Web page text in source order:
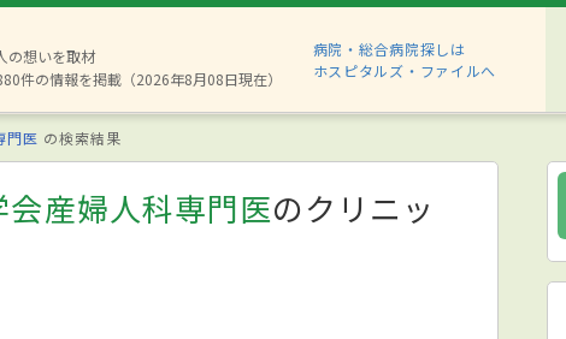
の想いを取材
件の情報を掲載（2026年8月08日現在）
病院・総合病院探しは
ホスピタルズ・ファイルへ
門医 の検索結果
産婦人科専門医のクリニッ